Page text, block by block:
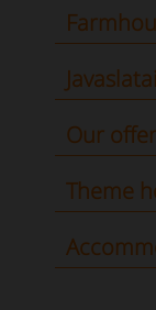
Our
Theme